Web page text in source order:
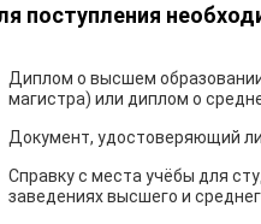
поступления
Диплом о высшем
магистра) или диплом о
Документ, удостоверяющий
Справку с места учёбы для
заведениях высшего и